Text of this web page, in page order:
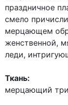
праздничное
смело
мерцающем
женственной,
леди,
Ткань:
мерцающий